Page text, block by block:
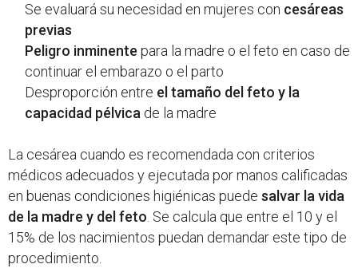
Se evaluará su necesidad en mujeres con cesáreas
previas
Peligro inminente para la madre o el feto en caso de
continuar el embarazo o el parto
Desproporción entre el tamaño del feto y la
capacidad pélvica de la madre
La cesárea cuando es recomendada con criterios
médicos adecuados y ejecutada por manos calificadas
en buenas condiciones higiénicas puede salvar la vida
de la madre y del feto . Se calcula que entre el 10 y el
15% de los nacimientos puedan demandar este tipo de
procedimiento.